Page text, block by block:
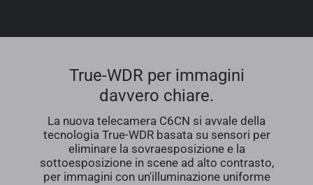
La nuova telecamera C6CN si avvale della
tecnologia True-WDR basata su sensori per
eliminare la sovraesposizione e la
sottoesposizione in scene ad alto contrasto,
per immagini con un'illuminazione uniforme
True-WDR per immagini
davvero chiare.